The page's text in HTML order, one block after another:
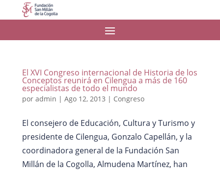
El XVI Congreso internacional de Historia de los
Conceptos reunirá en Cilengua a más de 160
especialistas de todo el mundo
por admin | Ago 12, 2013 | Congreso
El consejero de Educación, Cultura y Turismo y
presidente de Cilengua, Gonzalo Capellán, y la
coordinadora general de la Fundación San
Millán de la Cogolla, Almudena Martínez, han